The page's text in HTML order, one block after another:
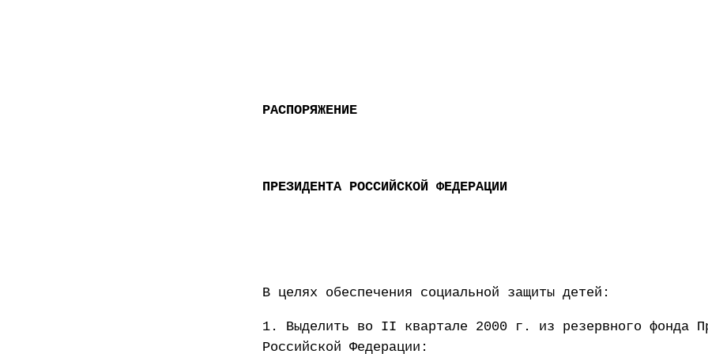
РАСПОРЯЖЕНИЕ
ПРЕЗИДЕНТА РОССИЙСКОЙ ФЕДЕРАЦИИ
В целях обеспечения социальной защиты детей:
1. Выделить во II квартале 2000 г. из резервного фонда
Российской Федерации: